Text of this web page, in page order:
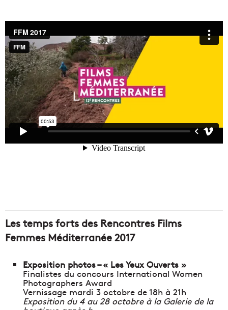
Les temps forts des Rencontres Films
Femmes Méditerranée 2017
Exposition photos – « Les Yeux Ouverts »
Finalistes du concours International Women
Photographers Award
Vernissage mardi 3 octobre de 18h à 21h
Exposition du 4 au 28 octobre à la Galerie de la